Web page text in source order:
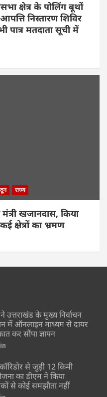
क्षेत्र के पोलिंग बूथों
निस्तारण शिविर
पात्र मतदाता सूची में
राज्य
खजानदास, किया
क्षेत्रों का भ्रमण
उत्तराखंड के मुख्य निर्वाचन
में ऑनलाइन माध्यम से दायर
कर सौंपा ज्ञापन
से जुड़ी 12 किमी
का डीएम ने किया
से कोई समझौता नहीं